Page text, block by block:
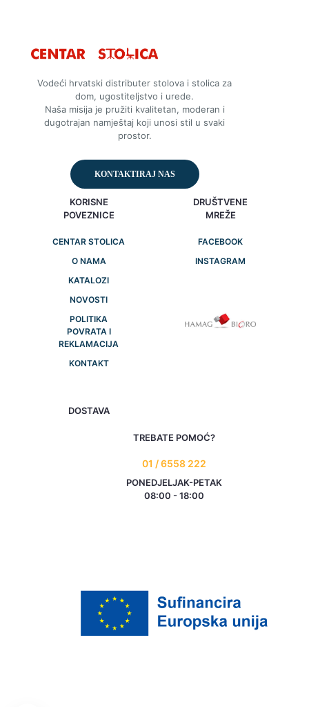
Vodeći hrvatski distributer stolova i stolica za
dom, ugostiteljstvo i urede.
Naša misija je pružiti kvalitetan, moderan i
dugotrajan namještaj koji unosi stil u svaki
prostor.
KONTAKTIRAJ NAS
KORISNE
POVEZNICE
CENTAR STOLICA
O NAMA
KATALOZI
NOVOSTI
POLITIKA
POVRATA I
REKLAMACIJA
KONTAKT
DOSTAVA
DRUŠTVENE
MREŽE
FACEBOOK
INSTAGRAM
TREBATE POMOĆ?
01 / 6558 222
PONEDJELJAK-PETAK
08:00 - 18:00